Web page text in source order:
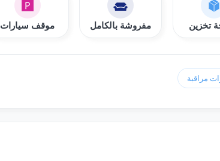
تخزين مفروشة بالكامل موقف سيارات